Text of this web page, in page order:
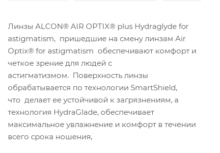
Линзы ALCON® AIR OPTIX® plus Hydraglyde for
astigmatism, пришедшие на смену линзам Air
Optix® for astigmatism обеспечивают комфорт и
четкое зрение для людей с
астигматизмом. Поверхность линзы
обрабатывается по технологии SmartShield,
что делает ее устойчивой к загрязнениям, а
технология HydraGlade, обеспечивает
максимальное увлажнение и комфорт в течении
всего срока ношения,